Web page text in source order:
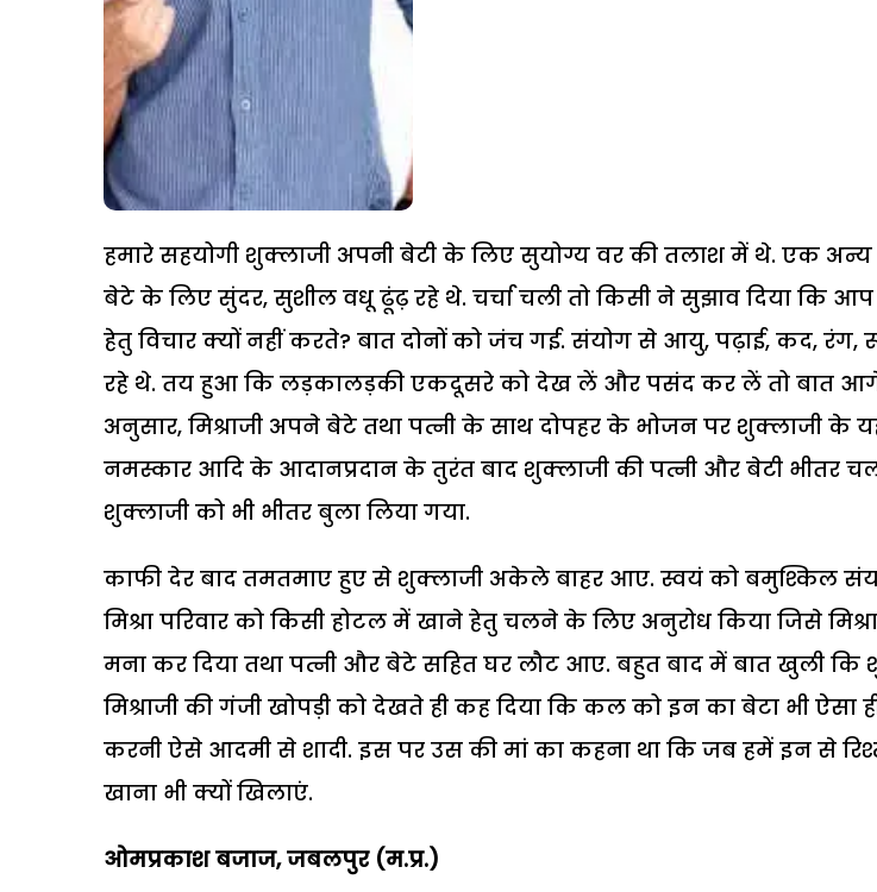
हमारे सहयोगी शुक्लाजी अपनी बेटी के लिए सुयोग्य वर की तलाश में थे. एक अन्य
बेटे के लिए सुंदर, सुशील वधू ढूंढ़ रहे थे. चर्चा चली तो किसी ने सुझाव दिया कि
हेतु विचार क्यों नहीं करते? बात दोनों को जंच गई. संयोग से आयु, पढ़ाई, कद,
रहे थे. तय हुआ कि लड़कालड़की एकदूसरे को देख लें और पसंद कर लें तो बात
अनुसार, मिश्राजी अपने बेटे तथा पत्नी के साथ दोपहर के भोजन पर शुक्लाजी के
नमस्कार आदि के आदानप्रदान के तुरंत बाद शुक्लाजी की पत्नी और बेटी भीतर
शुक्लाजी को भी भीतर बुला लिया गया.
काफी देर बाद तमतमाए हुए से शुक्लाजी अकेले बाहर आए. स्वयं को बमुश्किल
मिश्रा परिवार को किसी होटल में खाने हेतु चलने के लिए अनुरोध किया जिसे
मना कर दिया तथा पत्नी और बेटे सहित घर लौट आए. बहुत बाद में बात खुली कि
मिश्राजी की गंजी खोपड़ी को देखते ही कह दिया कि कल को इन का बेटा भी ऐसा
करनी ऐसे आदमी से शादी. इस पर उस की मां का कहना था कि जब हमें इन से
खाना भी क्यों खिलाएं.
ओमप्रकाश बजाज, जबलपुर (म.प्र.)